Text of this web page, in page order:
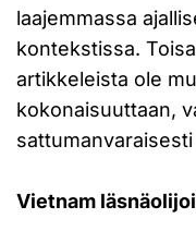
laajemmassa
kontekstissa.
artikkeleista ole
kokonaisuuttaan,
Vietnam